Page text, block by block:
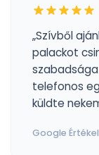
„Szívből
palackot
telefonos
küldte
Google